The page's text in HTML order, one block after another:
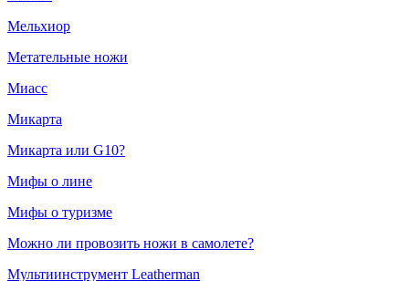
Мельхиор
Метательные ножи
Миасс
Микарта
Микарта или G10?
Мифы о лине
Мифы о туризме
Можно ли провозить ножи в самолете?
Мультиинструмент Leatherman